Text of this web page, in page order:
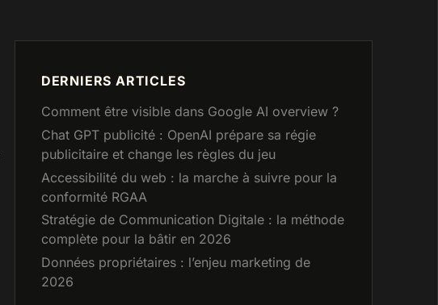
DERNIERS ARTICLES
Comment être visible dans Google AI overview ?
Chat GPT publicité : OpenAI prépare sa régie
publicitaire et change les règles du jeu
Accessibilité du web : la marche à suivre pour la
conformité RGAA
Stratégie de Communication Digitale : la méthode
complète pour la bâtir en 2026
Données propriétaires : l’enjeu marketing de
2026